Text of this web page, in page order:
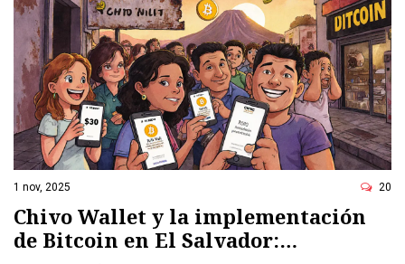
1 nov, 2025 20
Chivo Wallet y la implementación
de Bitcoin en El Salvador: